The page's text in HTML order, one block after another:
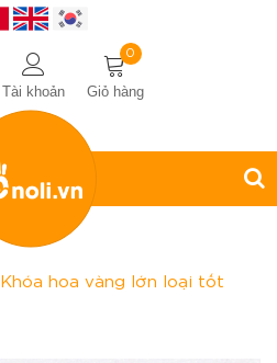
0
Giỏ hàng
Tài khoản
Khóa hoa vàng lớn loại tốt